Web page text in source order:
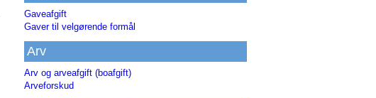
Gaveafgift
Gaver til velgørende formål
Arv
Arv og arveafgift (boafgift)
Arveforskud